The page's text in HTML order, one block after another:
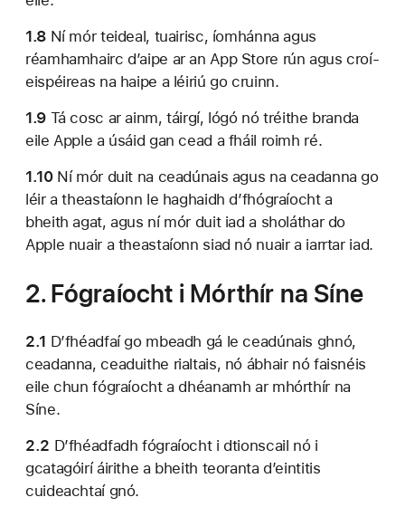
1.8Ní mór teideal, tuairisc, íomhánna agus
réamhamhairc d’aipe ar an App Store rún agus croí-
eispéireas na haipe a léiriú go cruinn.
1.9Tá cosc ar ainm, táirgí, lógó nó tréithe branda
eile Apple a úsáid gan cead a fháil roimh ré.
1.10Ní mór duit na ceadúnais agus na ceadanna go
léir a theastaíonn le haghaidh d’fhógraíocht a
bheith agat, agus ní mór duit iad a sholáthar do
Apple nuair a theastaíonn siad nó nuair a iarrtar iad.
2. Fógraíocht i Mórthír na Síne
2.1 D’fhéadfaí go mbeadh gá le ceadúnais ghnó,
ceadanna, ceaduithe rialtais, nó ábhair nó faisnéis
eile chun fógraíocht a dhéanamh ar mhórthír na
Síne.
2.2 D’fhéadfadh fógraíocht i dtionscail nó i
gcatagóirí áirithe a bheith teoranta d’eintitis
cuideachtaí gnó.